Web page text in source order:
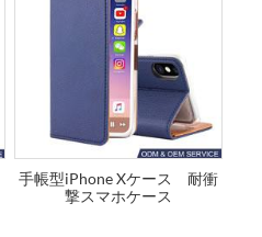
手帳型iPhone Xケース 耐衝
撃スマホケース